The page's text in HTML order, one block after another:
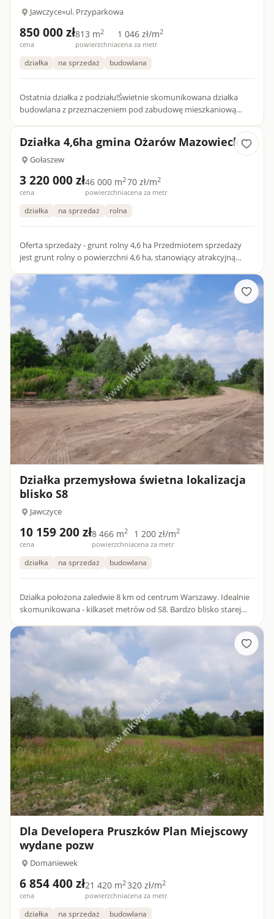
Jawczyce»ul. Przyparkowa
850 000 zł
cena
813 m2
powierzchnia
1 046 zł/m2
cena za metr
działka na sprzedaż budowlana
Ostatnia działka z podziału!Świetnie skomunikowana działka
budowlana z przeznaczeniem pod zabudowę mieszkaniową
Działka 4,6ha gmina Ożarów Mazowiecki
Gołaszew
3 220 000 zł
cena
46 000 m2
powierzchnia
70 zł/m2
cena za metr
działka na sprzedaż rolna
Oferta sprzedaży - grunt rolny 4,6 ha Przedmiotem sprzedaży
jest grunt rolny o powierzchni 4,6 ha, stanowiący atrakcyjną
Działka przemysłowa świetna lokalizacja
blisko S8
Jawczyce
10 159 200 zł
cena
8 466 m2
powierzchnia
1 200 zł/m2
cena za metr
działka na sprzedaż budowlana
Działka położona zaledwie 8 km od centrum Warszawy. Idealnie
skomunikowana - kilkaset metrów od S8. Bardzo blisko starej
Dla Developera Pruszków Plan Miejscowy
wydane pozw
Domaniewek
6 854 400 zł
cena
21 420 m2
powierzchnia
320 zł/m2
cena za metr
działka na sprzedaż budowlana